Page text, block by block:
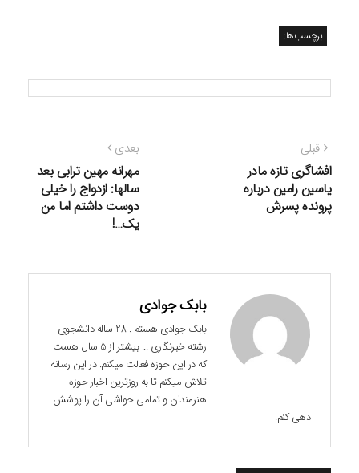
برچسب‌ها:
راهبری
نوشته
قبلی
قبلی:
افشاگری تازه مادر
یاسین رامین درباره
پرونده پسرش
بعدی
بعدی:
مهرانه مهین ترابی بعد
سالها: ازدواج را خیلی
دوست داشتم اما من
یک…!
بابک جوادی
بابک جوادی هستم . 28 ساله دانشجوی
رشته خبرنگاری ... بیشتر از 5 سال هست
که در این حوزه فعالت میکنم. در این رسانه
تلاش میکنم تا به روزترین اخبار حوزه
هنرمندان و تمامی حواشی آن را پوشش
دهی کنم.